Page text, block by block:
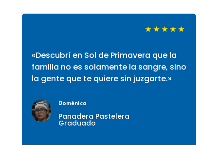
★★★★★
«Descubrí en Sol de Primavera que la
familia no es solamente la sangre, sino
la gente que te quiere sin juzgarte.»
Doménica
Panadera Pastelera
Graduado